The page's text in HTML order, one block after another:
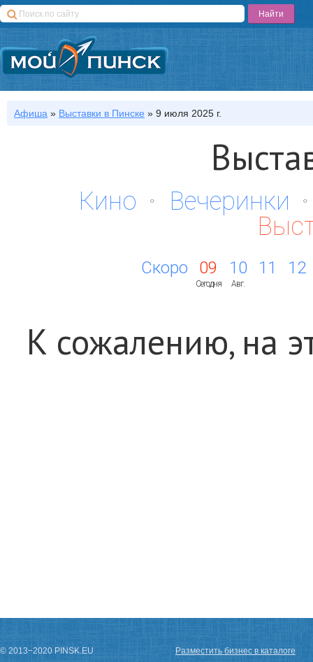
Афиша » Выставки в Пинске » 9 июля 2025 г.
Кино
Вечеринки
Скоро 09
Сегодня
10
Авг.
11 12
К сожалению, на
© 2013−2020 PINSK.EU
Разместить бизнес в каталоге